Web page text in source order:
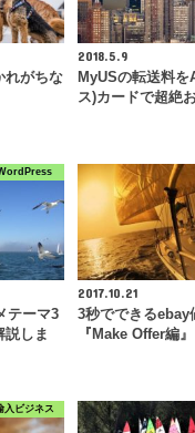
れがちな
2018.5.9
MyUSの転送料を
ス)カードで超絶
テーマ3
説しま
2017.10.21
3秒でできるebay
『Make Offer編』
入ビジネス